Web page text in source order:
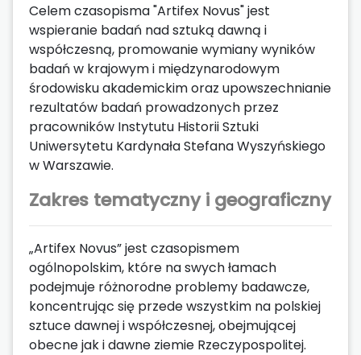
Celem czasopisma "Artifex Novus" jest
wspieranie badań nad sztuką dawną i
współczesną, promowanie wymiany wyników
badań w krajowym i międzynarodowym
środowisku akademickim oraz upowszechnianie
rezultatów badań prowadzonych przez
pracowników Instytutu Historii Sztuki
Uniwersytetu Kardynała Stefana Wyszyńskiego
w Warszawie.
Zakres tematyczny i geograficzny
„Artifex Novus” jest czasopismem
ogólnopolskim, które na swych łamach
podejmuje różnorodne problemy badawcze,
koncentrując się przede wszystkim na polskiej
sztuce dawnej i współczesnej, obejmującej
obecne jak i dawne ziemie Rzeczypospolitej.